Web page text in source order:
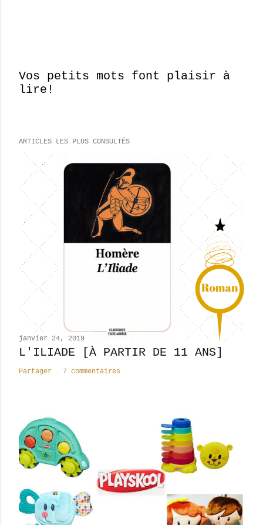
E
g
t
r
c
m
n
t
i
Vos petits mots font plaisir à
lire!
ARTICLES LES PLUS CONSULTÉS
janvier 24, 2019
L'ILIADE [À PARTIR DE 11 ANS]
Partager 7 commentaires